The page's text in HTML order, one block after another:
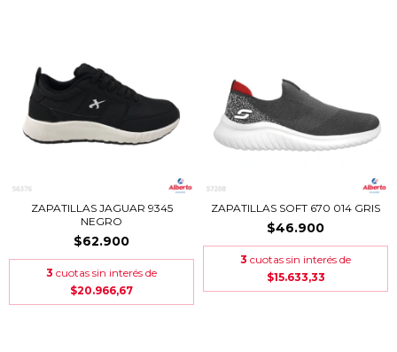
ZAPATILLAS JAGUAR 9345
NEGRO
$62.900
3 cuotas sin interés de
$20.966,67
ZAPATILLAS SOFT 670 014 GRIS
$46.900
3 cuotas sin interés de
$15.633,33